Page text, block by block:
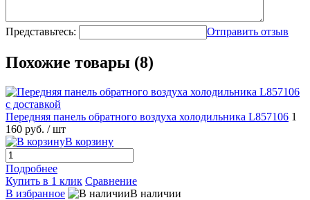
Представьтесь: Отправить отзыв
Похожие товары (8)
Передняя панель обратного воздуха холодильника L857106 1
160 руб. / шт
В корзину
Подробнее
Купить в 1 клик Сравнение
В избранное
В наличии